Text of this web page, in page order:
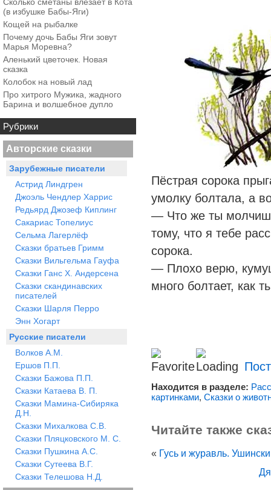
(в избушке Бабы-Яги)
Кощей на рыбалке
Почему дочь Бабы Яги зовут
Марья Моревна?
Аленький цветочек. Новая
сказка
Колобок на новый лад
Про хитрого Мужика, жадного
Барина и волшебное дупло
Рубрики
Авторские сказки
Зарубежные писатели
Астрид Линдгрен
Джоэль Чендлер Харрис
Редьярд Джозеф Киплинг
Сакариас Топелиус
Сельма Лагерлёф
Сказки братьев Гримм
Сказки Вильгельма Гауфа
Сказки Ганс Х. Андерсена
Сказки скандинавских
писателей
Сказки Шарля Перро
Энн Хогарт
Русские писатели
Волков А.М.
Ершов П.П.
Сказки Бажова П.П.
Сказки Катаева В. П.
Сказки Мамина-Сибиряка
Д.Н.
Сказки Михалкова С.В.
Сказки Пляцковского М. С.
Сказки Пушкина А.С.
Сказки Сутеева В.Г.
Сказки Телешова Н.Д.
Пёстрая сорока
умолку болтала, а
— Что же ты
тому, что я тебе
сорока.
— Плохо верю,
много болтает, как
Находится в разделе:
картинками, Сказки о
Читайте также
« Гусь и журавль.